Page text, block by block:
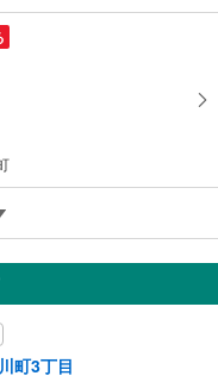
下古井
井町下古井
町3丁目